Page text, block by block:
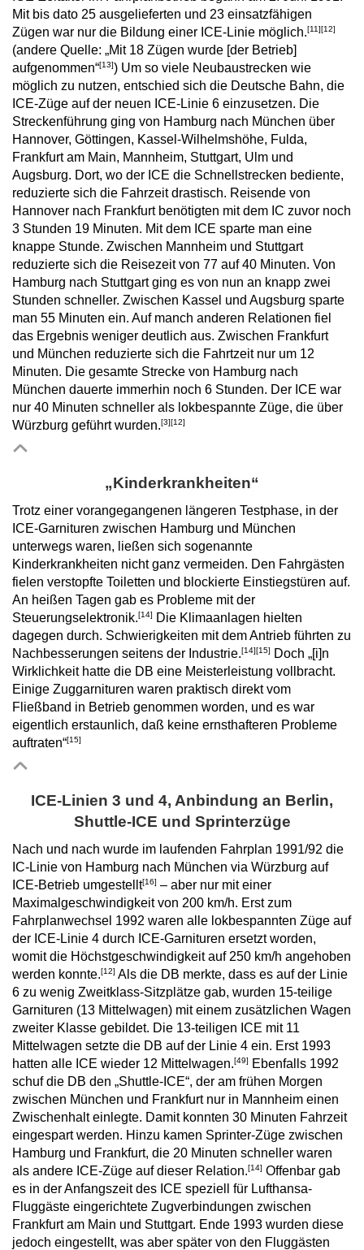
Mit bis dato 25 ausgelieferten und 23 einsatzfähigen
Zügen war nur die Bildung einer ICE-Linie möglich.[11][12]
(andere Quelle: „Mit 18 Zügen wurde [der Betrieb]
aufgenommen“[13]) Um so viele Neubaustrecken wie
möglich zu nutzen, entschied sich die Deutsche Bahn, die
ICE-Züge auf der neuen ICE-Linie 6 einzusetzen. Die
Streckenführung ging von Hamburg nach München über
Hannover, Göttingen, Kassel-Wilhelmshöhe, Fulda,
Frankfurt am Main, Mannheim, Stuttgart, Ulm und
Augsburg. Dort, wo der ICE die Schnellstrecken bediente,
reduzierte sich die Fahrzeit drastisch. Reisende von
Hannover nach Frankfurt benötigten mit dem IC zuvor noch
3 Stunden 19 Minuten. Mit dem ICE sparte man eine
knappe Stunde. Zwischen Mannheim und Stuttgart
reduzierte sich die Reisezeit von 77 auf 40 Minuten. Von
Hamburg nach Stuttgart ging es von nun an knapp zwei
Stunden schneller. Zwischen Kassel und Augsburg sparte
man 55 Minuten ein. Auf manch anderen Relationen fiel
das Ergebnis weniger deutlich aus. Zwischen Frankfurt
und München reduzierte sich die Fahrtzeit nur um 12
Minuten. Die gesamte Strecke von Hamburg nach
München dauerte immerhin noch 6 Stunden. Der ICE war
nur 40 Minuten schneller als lokbespannte Züge, die über
Würzburg geführt wurden.[3][12]
„Kinderkrankheiten“
Trotz einer vorangegangenen längeren Testphase, in der
ICE-Garnituren zwischen Hamburg und München
unterwegs waren, ließen sich sogenannte
Kinderkrankheiten nicht ganz vermeiden. Den Fahrgästen
fielen verstopfte Toiletten und blockierte Einstiegstüren auf.
An heißen Tagen gab es Probleme mit der
Steuerungselektronik.[14]
Die Klimaanlagen hielten
dagegen durch. Schwierigkeiten mit dem Antrieb führten zu
Nachbesserungen seitens der Industrie.[14][15]
Doch „[i]n
Wirklichkeit hatte die DB eine Meisterleistung vollbracht.
Einige Zuggarnituren waren praktisch direkt vom
Fließband in Betrieb genommen worden, und es war
eigentlich erstaunlich, daß keine ernsthafteren Probleme
auftraten“[15]
ICE-Linien 3 und 4, Anbindung an Berlin,
Shuttle-ICE und Sprinterzüge
Nach und nach wurde im laufenden Fahrplan 1991/92 die
IC-Linie von Hamburg nach München via Würzburg auf
ICE-Betrieb umgestellt[16] – aber nur mit einer
Maximalgeschwindigkeit von 200 km/h. Erst zum
Fahrplanwechsel 1992 waren alle lokbespannten Züge auf
der ICE-Linie 4 durch ICE-Garnituren ersetzt worden,
womit die Höchstgeschwindigkeit auf 250 km/h angehoben
werden konnte.[12] Als die DB merkte, dass es auf der Linie
6 zu wenig Zweitklass-Sitzplätze gab, wurden 15-teilige
Garnituren (13 Mittelwagen) mit einem zusätzlichen Wagen
zweiter Klasse gebildet. Die 13-teiligen ICE mit 11
Mittelwagen setzte die DB auf der Linie 4 ein. Erst 1993
hatten alle ICE wieder 12 Mittelwagen.[49]
Ebenfalls 1992
schuf die DB den „Shuttle-ICE“, der am frühen Morgen
zwischen München und Frankfurt nur in Mannheim einen
Zwischenhalt einlegte. Damit konnten 30 Minuten Fahrzeit
eingespart werden. Hinzu kamen Sprinter-Züge zwischen
Hamburg und Frankfurt, die 20 Minuten schneller waren
als andere ICE-Züge auf dieser Relation.[14] Offenbar gab
es in der Anfangszeit des ICE speziell für Lufthansa-
Fluggäste eingerichtete Zugverbindungen zwischen
Frankfurt am Main und Stuttgart. Ende 1993 wurden diese
jedoch eingestellt, was aber später von den Fluggästen